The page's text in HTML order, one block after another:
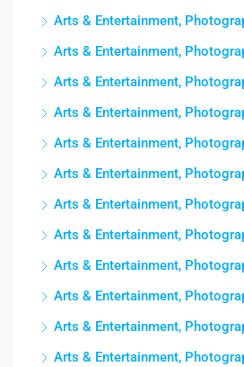
Arts & Entertainment,
Arts & Entertainment,
Arts & Entertainment,
Arts & Entertainment,
Arts & Entertainment,
Arts & Entertainment,
Arts & Entertainment,
Arts & Entertainment,
Arts & Entertainment,
Arts & Entertainment,
Arts & Entertainment,
Arts & Entertainment,